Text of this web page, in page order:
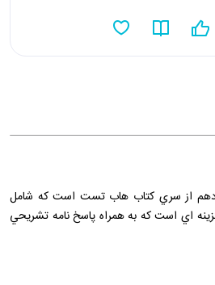
از سري کتاب هاب تست است که شامل
اي است که به همراه پاسخ نامه تشريحي